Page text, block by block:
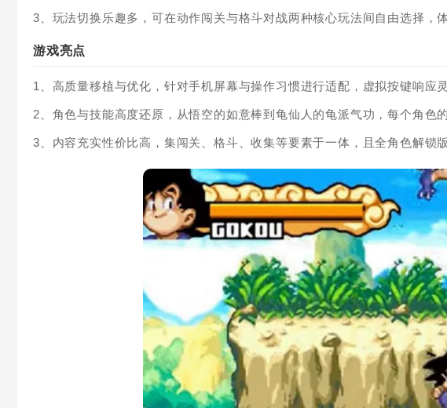
3、玩法切换乐趣多，可在动作闯关与格斗对战两种核心玩法间自由选择，
游戏亮点
1、高质量移植与优化，针对手机屏幕与操作习惯进行适配，虚拟按键响应
2、角色与技能高度还原，从悟空的如意棒到龟仙人的龟派气功，每个角色
3、内容充实性价比高，集闯关、格斗、收集等要素于一体，且全角色解锁